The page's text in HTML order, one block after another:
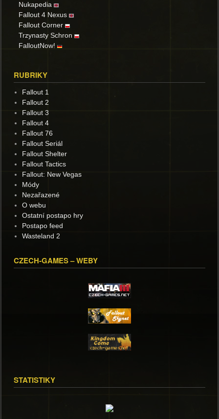
Nukapedia
Fallout 4 Nexus
Fallout Corner
Trzynasty Schron
FalloutNow!
RUBRIKY
Fallout 1
Fallout 2
Fallout 3
Fallout 4
Fallout 76
Fallout Seriál
Fallout Shelter
Fallout Tactics
Fallout: New Vegas
Módy
Nezařazené
O webu
Ostatní postapo hry
Postapo feed
Wasteland 2
CZECH-GAMES – WEBY
STATISTIKY